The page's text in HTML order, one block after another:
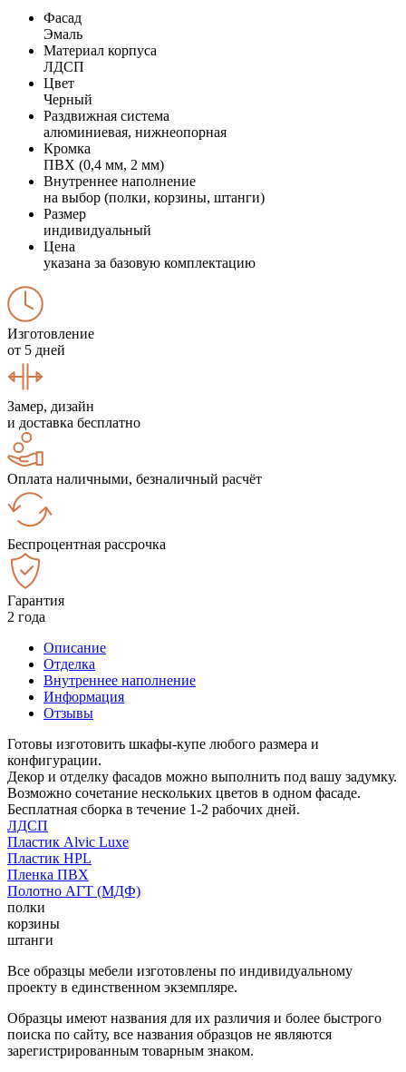
Фасад
Эмаль
Материал корпуса
ЛДСП
Цвет
Черный
Раздвижная система
алюминиевая, нижнеопорная
Кромка
ПВХ (0,4 мм, 2 мм)
Внутреннее наполнение
на выбор (полки, корзины, штанги)
Размер
индивидуальный
Цена
указана за базовую комплектацию
Изготовление
от 5 дней
Замер, дизайн
и доставка бесплатно
Оплата наличными, безналичный расчёт
Беспроцентная рассрочка
Гарантия
2 года
Описание
Отделка
Внутреннее наполнение
Информация
Отзывы
Готовы изготовить шкафы-купе любого размера и
конфигурации.
Декор и отделку фасадов можно выполнить под вашу задумку.
Возможно сочетание нескольких цветов в одном фасаде.
Бесплатная сборка в течение 1-2 рабочих дней.
ЛДСП
Пластик Alvic Luxe
Пластик HPL
Пленка ПВХ
Полотно АГТ (МДФ)
полки
корзины
штанги
Все образцы мебели изготовлены по индивидуальному
проекту в единственном экземпляре.
Образцы имеют названия для их различия и более быстрого
поиска по сайту, все названия образцов не являются
зарегистрированным товарным знаком.